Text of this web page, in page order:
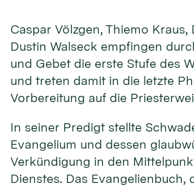
Caspar Völzgen, Thiemo Kraus,
Dustin Walseck empfingen
und Gebet die erste Stufe des
und treten damit in die letzte
Vorbereitung auf die
In seiner Predigt stellte
Evangelium und dessen
Verkündigung in den
Dienstes. Das Evangelienbuch,